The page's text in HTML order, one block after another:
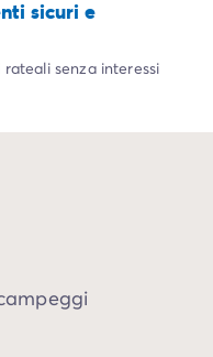
sicuri e
senza interessi